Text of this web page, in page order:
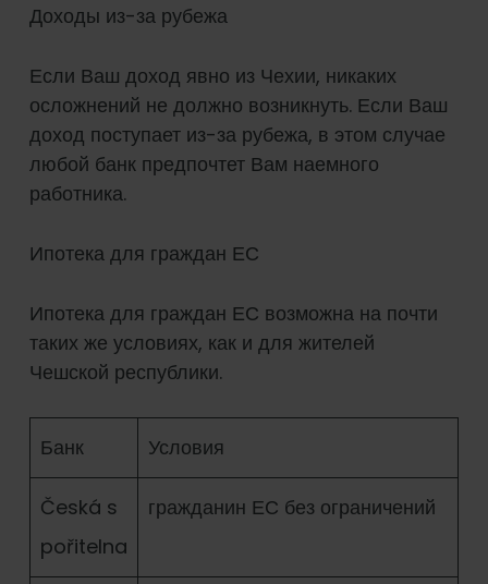
Доходы из-за рубежа
Если Ваш доход явно из Чехии, никаких
осложнений не должно возникнуть. Если Ваш
доход поступает из-за рубежа, в этом случае
любой банк предпочтет Вам наемного
работника.
Ипотека для граждан ЕС
Ипотека для граждан ЕС возможна на почти
таких же условиях, как и для жителей
Чешской республики.
Банк Условия
Česká s
pořitelna
гражданин ЕС без ограничений